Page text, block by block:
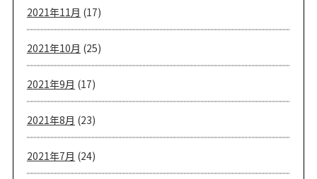
2021年11月 (17)
2021年10月 (25)
2021年9月 (17)
2021年8月 (23)
2021年7月 (24)